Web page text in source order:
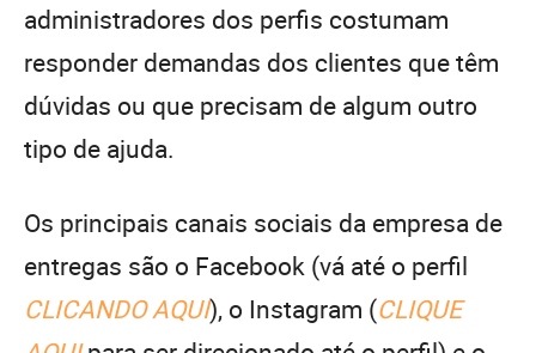
administradores dos perfis costumam
responder demandas dos clientes que têm
dúvidas ou que precisam de algum outro
tipo de ajuda.
Os principais canais sociais da empresa de
entregas são o Facebook (vá até o perfil
CLICANDO AQUI), o Instagram (CLIQUE